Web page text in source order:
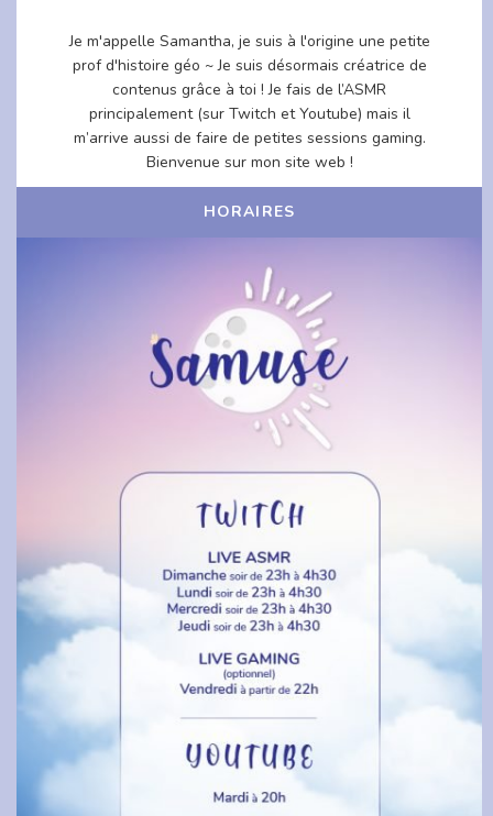
Je m'appelle Samantha, je suis à l'origine une petite
prof d'histoire géo ~ Je suis désormais créatrice de
contenus grâce à toi ! Je fais de l’ASMR
principalement (sur Twitch et Youtube) mais il
m’arrive aussi de faire de petites sessions gaming.
Bienvenue sur mon site web !
HORAIRES